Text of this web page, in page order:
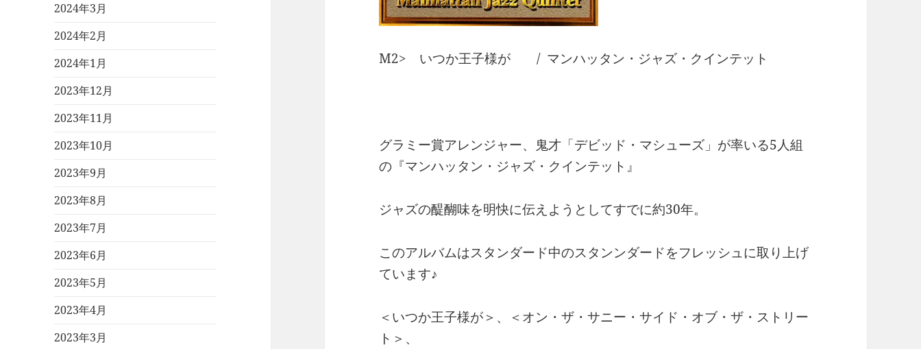
2024年3月
2024年2月
2024年1月
2023年12月
2023年11月
2023年10月
2023年9月
2023年8月
2023年7月
2023年6月
2023年5月
2023年4月
2023年3月
M2> いつか王子様が / マンハッタン・ジャズ・クインテット
グラミー賞アレンジャー、鬼才「デビッド・マシューズ」が率いる5人組
の『マンハッタン・ジャズ・クインテット』
ジャズの醍醐味を明快に伝えようとしてすでに約30年。
このアルバムはスタンダード中のスタンンダードをフレッシュに取り上げ
ています♪
＜いつか王子様が＞、＜オン・ザ・サニー・サイド・オブ・ザ・ストリー
ト＞、